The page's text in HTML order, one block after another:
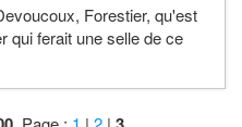
Forestier, qu'est
qui ferait une selle de ce